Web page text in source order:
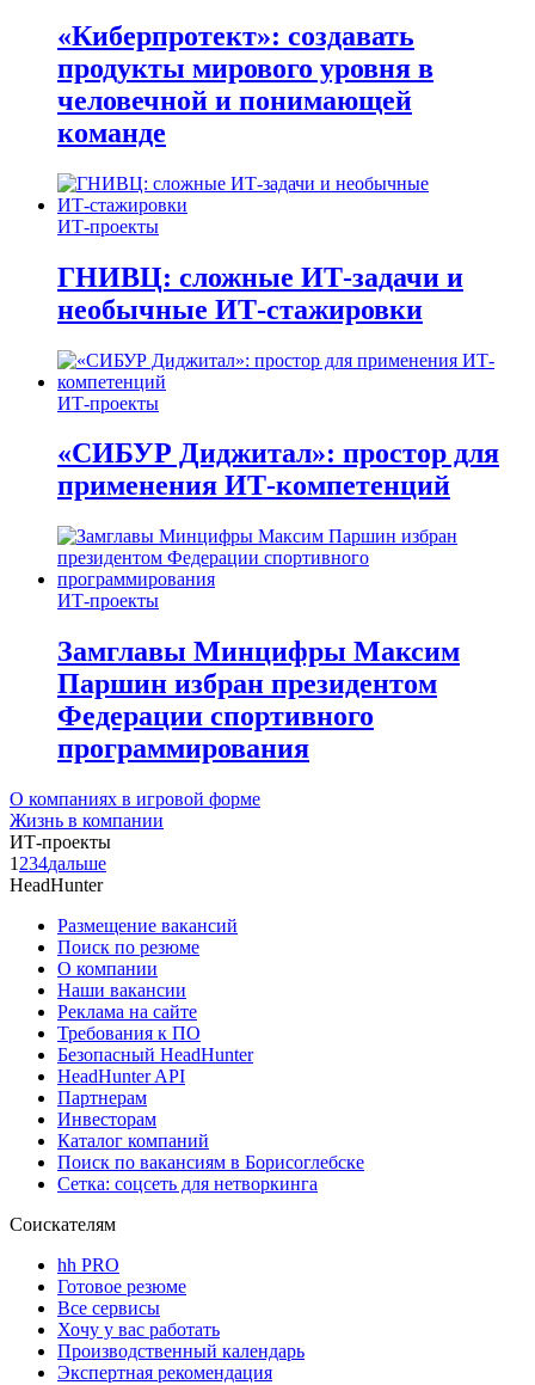
«Киберпротект»: создавать
продукты мирового уровня в
человечной и понимающей
команде
ИТ-проекты
ГНИВЦ: сложные ИТ‑задачи и
необычные ИТ‑стажировки
ИТ-проекты
«СИБУР Диджитал»: простор для
применения ИТ-компетенций
ИТ-проекты
Замглавы Минцифры Максим
Паршин избран президентом
Федерации спортивного
программирования
О компаниях в игровой форме
Жизнь в компании
ИТ-проекты
1 234дальше
HeadHunter
Размещение вакансий
Поиск по резюме
О компании
Наши вакансии
Реклама на сайте
Требования к ПО
Безопасный HeadHunter
HeadHunter API
Партнерам
Инвесторам
Каталог компаний
Поиск по вакансиям в Борисоглебске
Сетка: соцсеть для нетворкинга
Соискателям
hh PRO
Готовое резюме
Все сервисы
Хочу у вас работать
Производственный календарь
Экспертная рекомендация